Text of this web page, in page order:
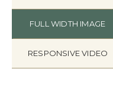
FULL WIDTH IMAGE
RESPONSIVE VIDEO